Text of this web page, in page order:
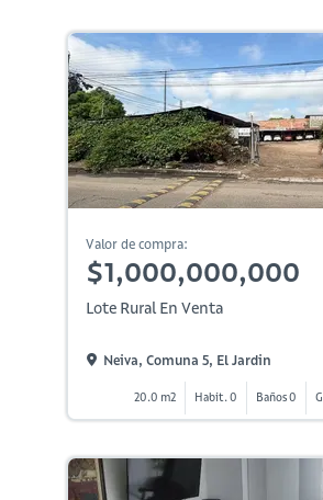
Valor de compra:
$1,000,000,000
Lote Rural En Venta
Neiva, Comuna 5, El Jardin
20.0 m2 Habit. 0 Baños 0